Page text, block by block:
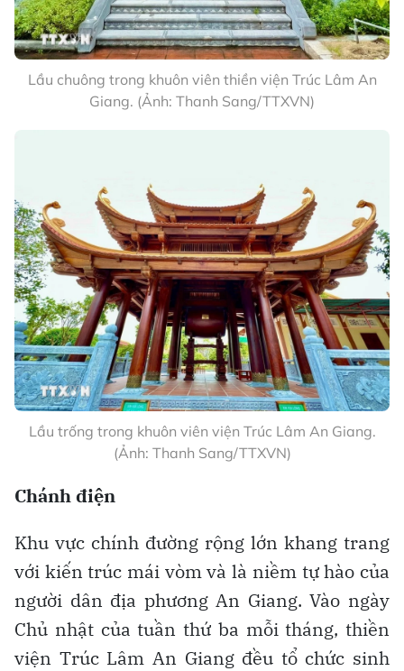
Lầu chuông trong khuôn viên thiền viện Trúc Lâm An
Giang. (Ảnh: Thanh Sang/TTXVN)
Lầu trống trong khuôn viên viện Trúc Lâm An Giang.
(Ảnh: Thanh Sang/TTXVN)
Chánh điện
Khu vực chính đường rộng lớn khang trang
với kiến trúc mái vòm và là niềm tự hào của
người dân địa phương An Giang. Vào ngày
Chủ nhật của tuần thứ ba mỗi tháng, thiền
viện Trúc Lâm An Giang đều tổ chức sinh